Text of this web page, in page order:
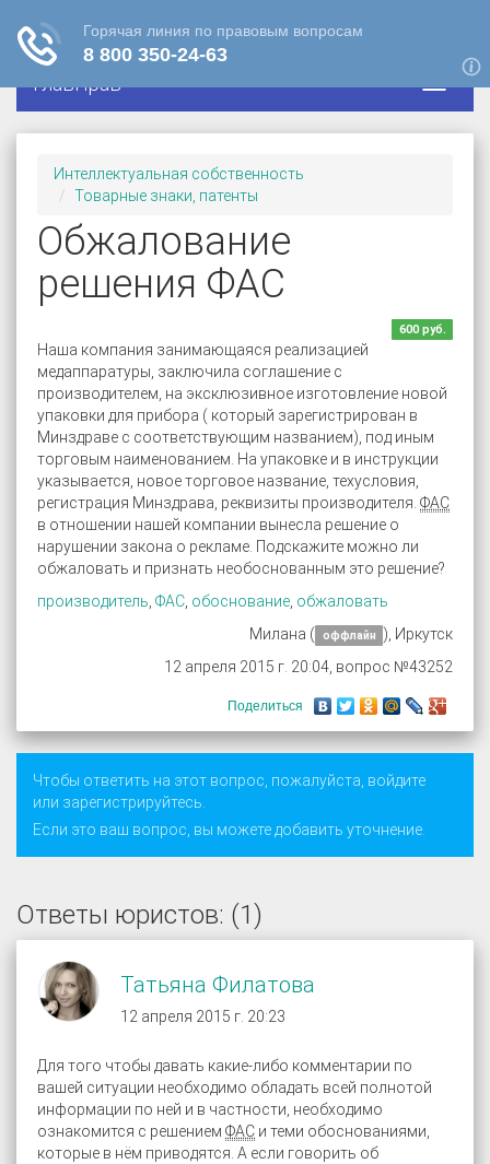
ГлавПрав
Интеллектуальная собственность
Товарные знаки, патенты
Обжалование
решения ФАС
600 руб.
Наша компания занимающаяся реализацией
медаппаратуры, заключила соглашение с
производителем, на эксклюзивное изготовление новой
упаковки для прибора ( который зарегистрирован в
Минздраве с соответствующим названием), под иным
торговым наименованием. На упаковке и в инструкции
указывается, новое торговое название, техусловия,
регистрация Минздрава, реквизиты производителя. ФАС
в отношении нашей компании вынесла решение о
нарушении закона о рекламе. Подскажите можно ли
обжаловать и признать необоснованным это решение?
производитель ФАС обоснование обжаловать
Милана (
оффлайн
), Иркутск
12 апреля 2015 г. 20:04, вопрос №43252
Поделиться
Чтобы ответить на этот вопрос, пожалуйста, войдите
или зарегистрируйтесь.
Если это ваш вопрос, вы можете добавить уточнение.
Ответы юристов: (1)
Татьяна Филатова
12 апреля 2015 г. 20:23
Для того чтобы давать какие-либо комментарии по
вашей ситуации необходимо обладать всей полнотой
информации по ней и в частности, необходимо
ознакомится с решением ФАС и теми обоснованиями,
которые в нём приводятся. А если говорить об